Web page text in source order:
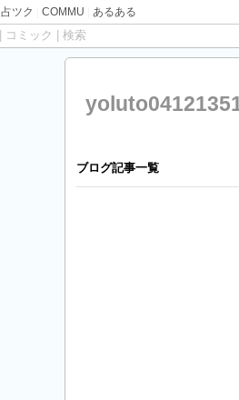
占ツク COMMU あるある
コミック 検索
ブログ記事一覧